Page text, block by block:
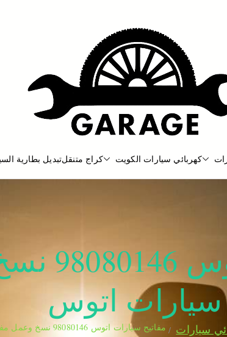
بنشر متنقل
بنشر متنقل الكويت كهرباء وبنشركهربائي سيارات الكويت كراج متنقلتبديل بطارية
مفاتيح
سيارات اتوس
سيارات مفاتيح سيارات اتوس 98080146‬ نسخ وعمل مفاتيح سيارات اتوس